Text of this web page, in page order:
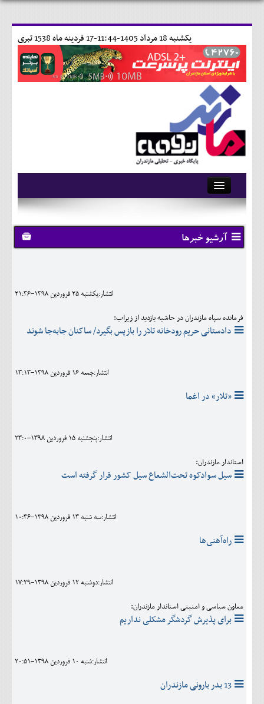
17 فردينه ماه 1538 تبری يکشنبه 18 مرداد 1405-11:44-
آرشیو
تماس با ما
وبلاگ
کلینیک
فرهنگی و هنری
خانه
آرشیو خبرها
انتشار:يکشنبه 25 فروردين 1398-21:36
فرمانده سپاه مازندران در حاشیه بازدید از زیراب:
دادستانی حریم رودخانه تلار را بازپس بگیرد/ ساکنان جابه‌جا شوند
انتشار:جمعه 16 فروردين 1398-13:13
«تلار» در اغما
انتشار:پنجشنبه 15 فروردين 1398-23:0
استاندار مازندران:
سیل سوادکوه تحت‌الشعاع سیل کشور قرار گرفته است
انتشار:سه شنبه 13 فروردين 1398-10:36
راه‌آهنی‌ها
انتشار:دوشنبه 12 فروردين 1398-17:29
معاون سیاسی و امنیتی استاندار مازندران:
برای پذیرش گردشگر مشکلی نداریم
انتشار:شنبه 10 فروردين 1398-20:51
13 بدر بارونی مازندران